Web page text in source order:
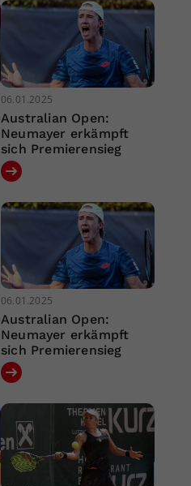
06.01.2025
Australian Open:
Neumayer erkämpft
sich Premierensieg
06.01.2025
Australian Open:
Neumayer erkämpft
sich Premierensieg